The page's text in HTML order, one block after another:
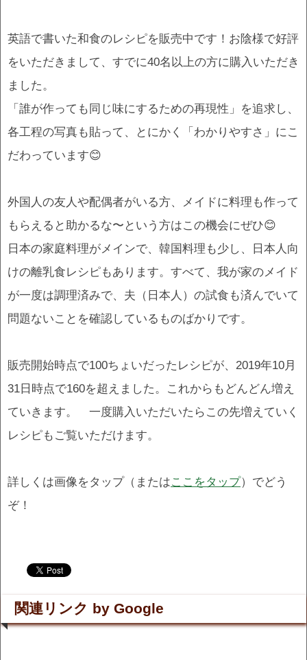
英語で書いた和食のレシピを販売中です！お陰様で好評
をいただきまして、すでに40名以上の方に購入いただき
ました。
「誰が作っても同じ味にするための再現性」を追求し、
各工程の写真も貼って、とにかく「わかりやすさ」にこ
だわっています😊
外国人の友人や配偶者がいる方、メイドに料理も作って
もらえると助かるな〜という方はこの機会にぜひ😊
日本の家庭料理がメインで、韓国料理も少し、日本人向
けの離乳食レシピもあります。すべて、我が家のメイド
が一度は調理済みで、夫（日本人）の試食も済んでいて
問題ないことを確認しているものばかりです。
販売開始時点で100ちょいだったレシピが、2019年10月
31日時点で160を超えました。これからもどんどん増え
ていきます。 一度購入いただいたらこの先増えていく
レシピもご覧いただけます。
詳しくは画像をタップ（またはここをタップ）でどう
ぞ！
関連リンク by Google